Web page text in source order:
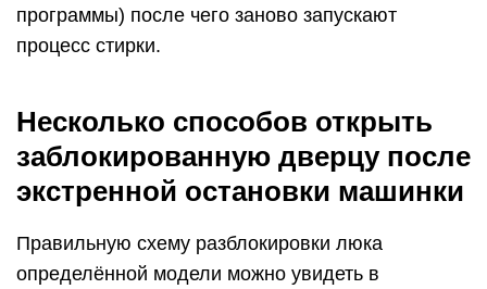
программы) после чего заново запускают
процесс стирки.
Несколько способов открыть
заблокированную дверцу после
экстренной остановки машинки
Правильную схему разблокировки люка
определённой модели можно увидеть в